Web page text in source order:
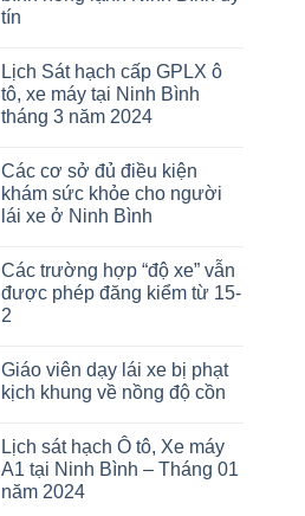
tín
Lịch Sát hạch cấp GPLX ô
tô, xe máy tại Ninh Bình
tháng 3 năm 2024
Các cơ sở đủ điều kiện
khám sức khỏe cho người
lái xe ở Ninh Bình
Các trường hợp “độ xe” vẫn
được phép đăng kiểm từ 15-
2
Giáo viên dạy lái xe bị phạt
kịch khung về nồng độ cồn
Lịch sát hạch Ô tô, Xe máy
A1 tại Ninh Bình – Tháng 01
năm 2024